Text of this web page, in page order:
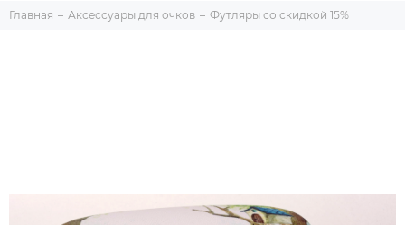
Главная Аксессуары для очков Футляры со скидкой 15%